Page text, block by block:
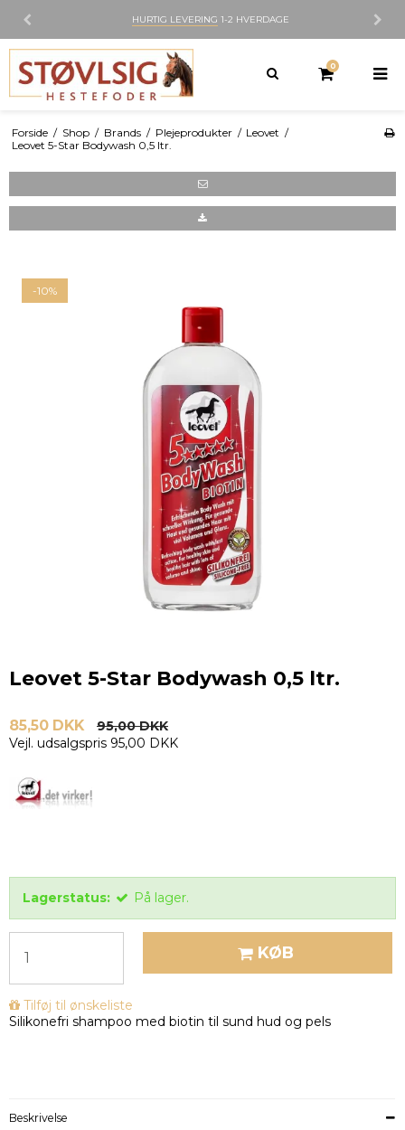
HURTIG LEVERING 1-2 HVERDAGE
0
Forside / Shop / Brands / Plejeprodukter / Leovet /
Leovet 5-Star Bodywash 0,5 ltr.
-10%
Leovet 5-Star Bodywash 0,5 ltr.
85,50 DKK
95,00 DKK
Vejl. udsalgspris 95,00 DKK
Lagerstatus: På lager.
KØB
Tilføj til ønskeliste
Silikonefri shampoo med biotin til sund hud og pels
Beskrivelse